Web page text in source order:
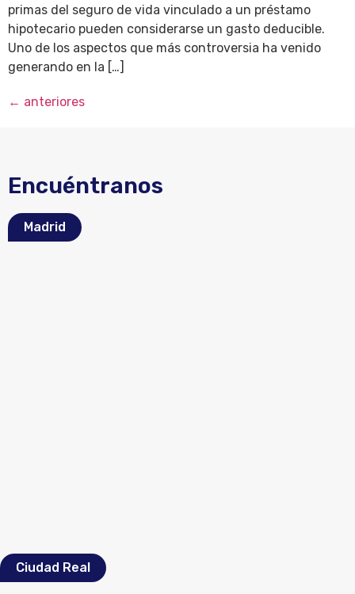
primas del seguro de vida vinculado a un préstamo
hipotecario pueden considerarse un gasto deducible.
Uno de los aspectos que más controversia ha venido
generando en la […]
← anteriores
Encuéntranos
Madrid
Ciudad Real